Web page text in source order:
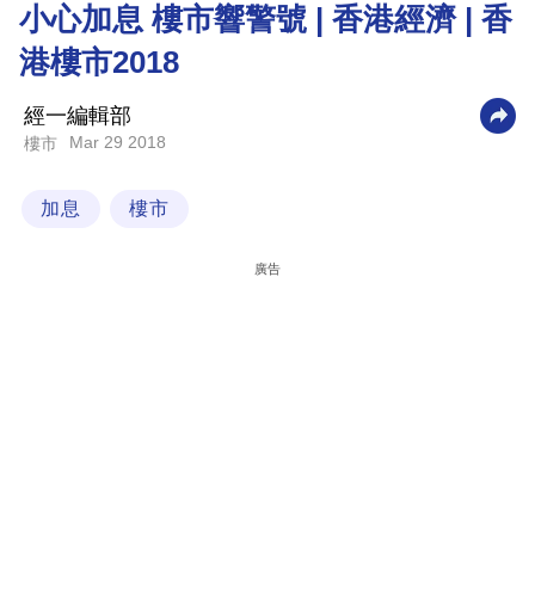
商
業
技
場
小心加息 樓市響警號 | 香港經濟 | 香
港樓市2018
經一編輯部
樓市 Mar 29 2018
加息 樓市
廣告